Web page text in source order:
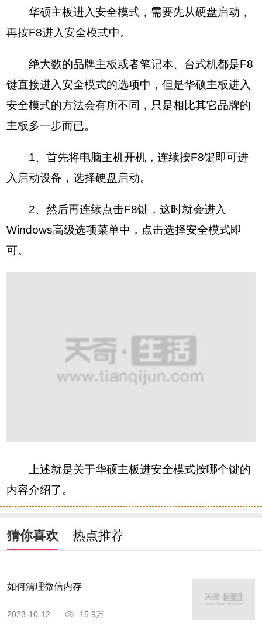
华硕主板进入安全模式，需要先从硬盘启动，
再按F8进入安全模式中。
绝大数的品牌主板或者笔记本、台式机都是F8
键直接进入安全模式的选项中，但是华硕主板进入
安全模式的方法会有所不同，只是相比其它品牌的
主板多一步而已。
1、首先将电脑主机开机，连续按F8键即可进
入启动设备，选择硬盘启动。
2、然后再连续点击F8键，这时就会进入
Windows高级选项菜单中，点击选择安全模式即
可。
上述就是关于华硕主板进安全模式按哪个键的
内容介绍了。
猜你喜欢 热点推荐
如何清理微信内存
2023-10-12 15.9万